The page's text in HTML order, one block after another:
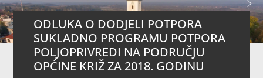
ODLUKA O DODJELI POTPORA
SUKLADNO PROGRAMU POTPORA
POLJOPRIVREDI NA PODRUČJU
OPĆINE KRIŽ ZA 2018. GODINU